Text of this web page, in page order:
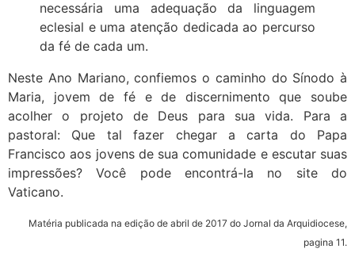
necessária uma adequação da linguagem
eclesial e uma atenção dedicada ao percurso
da fé de cada um.
Neste Ano Mariano, confiemos o caminho do Sínodo à
Maria, jovem de fé e de discernimento que soube
acolher o projeto de Deus para sua vida. Para a
pastoral: Que tal fazer chegar a carta do Papa
Francisco aos jovens de sua comunidade e escutar suas
impressões? Você pode encontrá-la no site do
Vaticano.
Matéria publicada na edição de abril de 2017 do Jornal da Arquidiocese,
pagina 11.